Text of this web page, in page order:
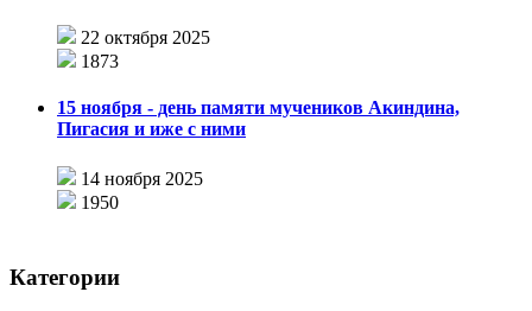
22 октября 2025
1873
15 ноября - день памяти мучеников Акиндина,
Пигасия и иже с ними
14 ноября 2025
1950
Категории